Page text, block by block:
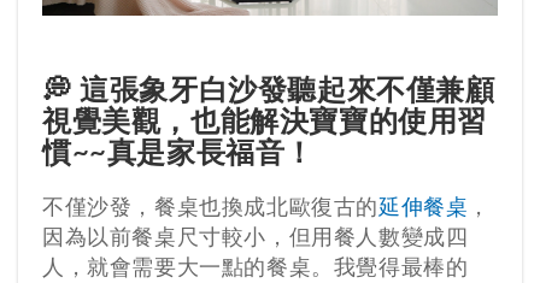
💭 這張象牙白沙發聽起來不僅兼顧
視覺美觀，也能解決寶寶的使用習
慣~~真是家長福音！
不僅沙發，餐桌也換成北歐復古的延伸餐桌 ，
因為以前餐桌尺寸較小，但用餐人數變成四
人，就會需要大一點的餐桌。我覺得最棒的